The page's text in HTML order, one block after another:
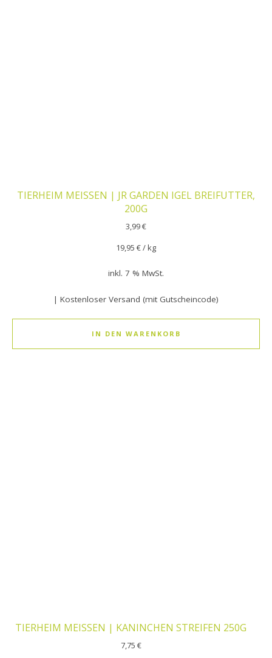
TIERHEIM MEISSEN | JR GARDEN IGEL BREIFUTTER,
200G
3,99€
19,95 €/kg
inkl. 7 % MwSt.
| Kostenloser Versand (mit Gutscheincode)
IN DEN WARENKORB
TIERHEIM MEISSEN | KANINCHEN STREIFEN 250G
7,75 €